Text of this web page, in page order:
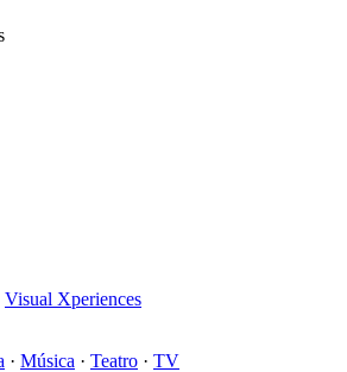
Visual Xperiences
· Música · Teatro · TV